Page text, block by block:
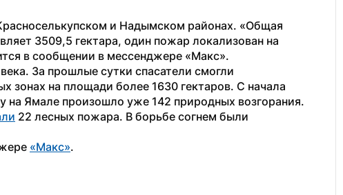
и Надымском районах. «Общая
3509,5 гектара, один пожар локализован на
в сообщении в мессенджере «Макс».
За прошлые сутки спасатели смогли
зонах на площади более 1630 гектаров. С начала
на Ямале произошло уже 142 природных возгорания.
22 лесных пожара. В борьбе согнем были
«Макс».